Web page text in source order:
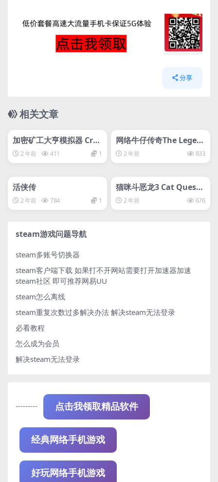
分享
相关文章
加密矿工大亨模拟器 Cryp
to Miner Tycoon Simul
ator
2 年前 411 1
网络牛仔传奇The Legen
d of Cyber Cowboy
2 年前 833
活侠传
2 年前 784 1
猫咪斗恶龙3 Cat Quest I
II 2 年前 676
steam游戏问题导航
steam多账号切换器
steam客户端下载 如果打不开网站需要打开加速器加速
steam社区 即可推荐网易UU
steam怎么离线
steam重复次数过多解决办法 解决steam无法登录
必看教程
怎么成为会员
解决steam无法登录
--------- 点击我领取精品软件
经典网络手机游戏
好玩网络手机游戏